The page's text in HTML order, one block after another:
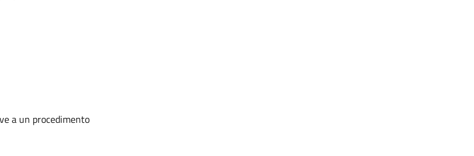
a un procedimento